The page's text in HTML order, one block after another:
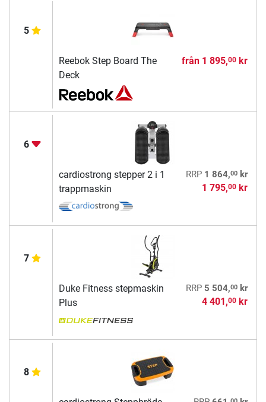
5
Reebok Step Board The
Deck
från 1 895,00kr
6
cardiostrong stepper 2 i 1
trappmaskin
RRP 1 864,00kr
1 795,00kr
7
Duke Fitness stepmaskin
Plus
RRP 5 504,00kr
4 401,00kr
8